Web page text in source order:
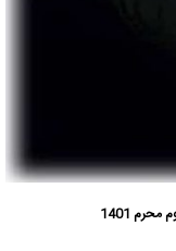
1401